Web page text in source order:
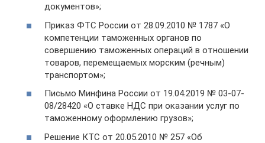
документов»;
Приказ ФТС России от 28.09.2010 № 1787 «О
компетенции таможенных органов по
совершению таможенных операций в отношении
товаров, перемещаемых морским (речным)
транспортом»;
Письмо Минфина России от 19.04.2019 № 03-07-
08/28420 «О ставке НДС при оказании услуг по
таможенному оформлению грузов»;
Решение КТС от 20.05.2010 № 257 «Об